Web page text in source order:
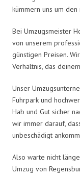
kümmern uns um
Bei Umzugsmeister
von unserem
günstigen Preisen.
Verhältnis, das
Unser
Fuhrpark und
Hab und Gut sicher
wir immer darauf,
unbeschädigt
Also warte nicht
Umzug von